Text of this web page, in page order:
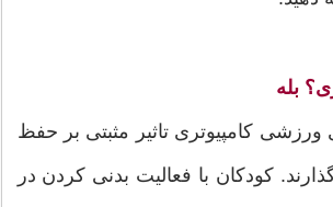
بله
ورزشی کامپیوتری تاثیر مثبتی بر حفظ
کودکان با فعالیت بدنی کردن در